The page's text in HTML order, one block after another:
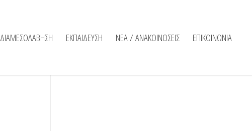
ΔΙΑΜΕΣΟΛΑΒΗΣΗ ΕΚΠΑΙΔΕΥΣΗ ΝΕΑ / ΑΝΑΚΟΙΝΩΣΕΙΣ ΕΠΙΚΟΙΝΩΝΙΑ